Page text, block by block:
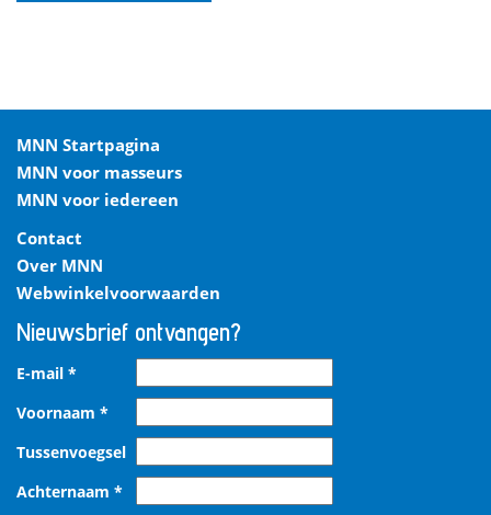
MNN Startpagina
MNN voor masseurs
MNN voor iedereen
Contact
Over MNN
Webwinkelvoorwaarden
Nieuwsbrief ontvangen?
E-mail *
Voornaam *
Tussenvoegsel
Achternaam *